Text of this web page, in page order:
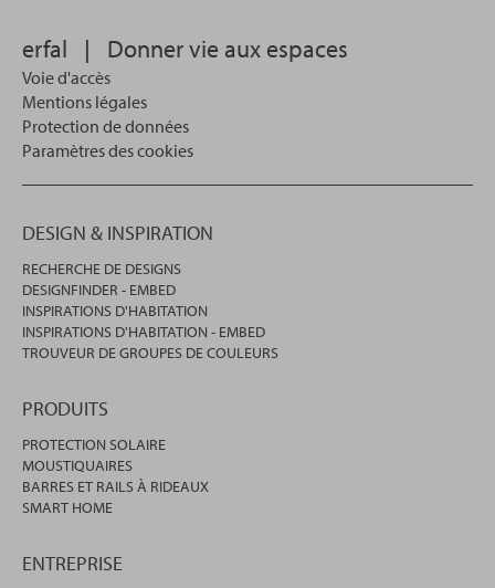
recherche.
erfal | Donner vie aux espaces
Voie d'accès
Mentions légales
Protection de données
Paramètres des cookies
DESIGN & INSPIRATION
RECHERCHE DE DESIGNS
DESIGNFINDER - EMBED
INSPIRATIONS D'HABITATION
INSPIRATIONS D'HABITATION - EMBED
TROUVEUR DE GROUPES DE COULEURS
PRODUITS
PROTECTION SOLAIRE
MOUSTIQUAIRES
BARRES ET RAILS À RIDEAUX
SMART HOME
ENTREPRISE